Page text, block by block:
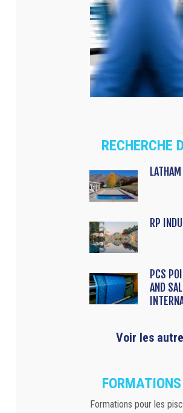
RECHERCHE
RP
PCS
AND
Voir les
FORMATIONS
Formations pour les